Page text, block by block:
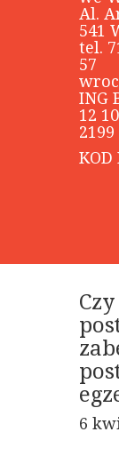
Al.
541
tel.
57
ING
12
2199
KOD
6